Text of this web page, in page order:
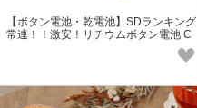
【ボタン電池・乾電池】SDランキング
常連！！激安！リチウムボタン電池 C